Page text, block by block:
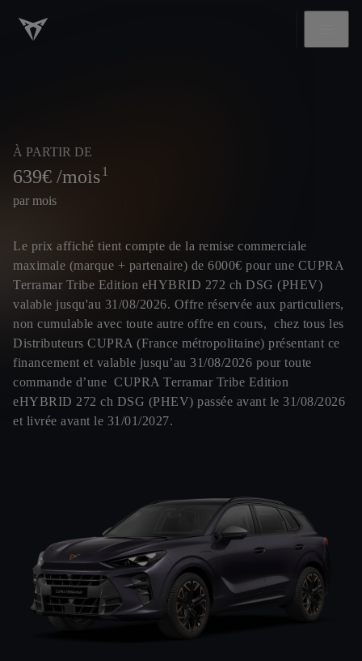
À PARTIR DE
639€ /mois1
par mois
Le prix affiché tient compte de la remise commerciale
maximale (marque + partenaire) de 6000€ pour une CUPRA
Terramar Tribe Edition eHYBRID 272 ch DSG (PHEV)
valable jusqu'au 31/08/2026. Offre réservée aux particuliers,
non cumulable avec toute autre offre en cours, chez tous les
Distributeurs CUPRA (France métropolitaine) présentant ce
financement et valable jusqu’au 31/08/2026 pour toute
commande d’une CUPRA Terramar Tribe Edition
eHYBRID 272 ch DSG (PHEV) passée avant le 31/08/2026
et livrée avant le 31/01/2027.